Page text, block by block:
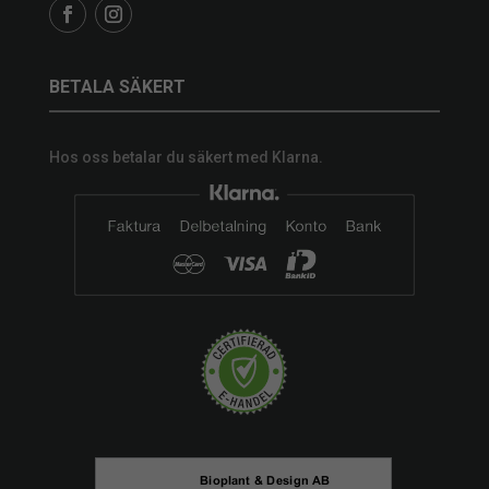
BETALA SÄKERT
Hos oss betalar du säkert med Klarna.